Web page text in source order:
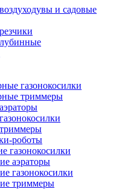
и садовые
газонокосилки
триммеры
роботы
газонокосилки
аэраторы
газонокосилки
триммеры